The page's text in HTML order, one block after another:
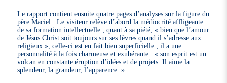
Le rapport contient ensuite quatre pages d’analyses sur la figure du
père Maciel : Le visiteur relève d’abord la médiocrité affligeante
de sa formation intellectuelle ; quant à sa piété, « bien que l’amour
de Jésus Christ soit toujours sur ses lèvres quand il s’adresse aux
religieux », celle-ci est en fait bien superficielle ; il a une
personnalité à la fois charmeuse et exubérante : « son esprit est un
volcan en constante éruption d’idées et de projets. Il aime la
splendeur, la grandeur, l’apparence. »